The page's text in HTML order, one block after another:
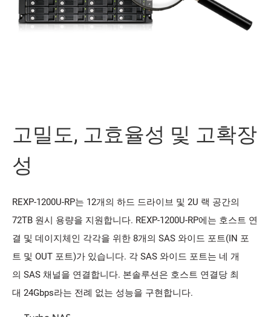
고밀도, 고효율성 및 고확장
성
REXP-1200U-RP는 12개의 하드 드라이브 및 2U 랙 공간의
72TB 원시 용량을 지원합니다. REXP-1200U-RP에는 호스트 연
결 및 데이지체인 각각을 위한 8개의 SAS 와이드 포트(IN 포
트 및 OUT 포트)가 있습니다. 각 SAS 와이드 포트는 네 개
의 SAS 채널을 연결합니다. 본솔루션은 호스트 연결당 최
대 24Gbps라는 전례 없는 성능을 구현합니다.